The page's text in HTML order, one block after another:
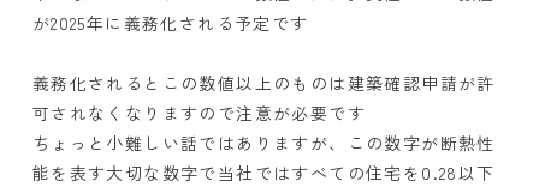
が2025年に義務化される予定です
義務化されるとこの数値以上のものは建築確認申請が許
可されなくなりますので注意が必要です
ちょっと小難しい話ではありますが、この数字が断熱性
能を表す大切な数字で当社ではすべての住宅を0.28以下